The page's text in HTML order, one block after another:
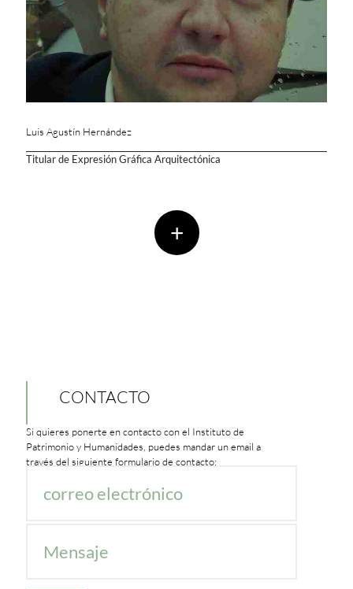
Luis Agustín Hernández
Titular de Expresión Gráfica Arquitectónica
+
CONTACTO
Si quieres ponerte en contacto con el Instituto de
Patrimonio y Humanidades, puedes mandar un email a
través del siguiente formulario de contacto: